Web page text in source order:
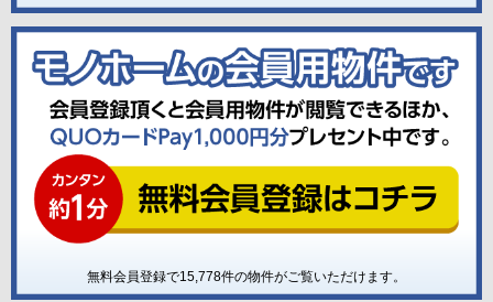
無料会員登録で15,778件の物件がご覧いただけます。